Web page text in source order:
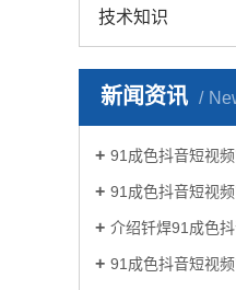
技术知识
新闻资讯
91成色抖音短视频官网
91成色抖音短视
介绍钎焊91成色抖音短
91成色抖音短视频